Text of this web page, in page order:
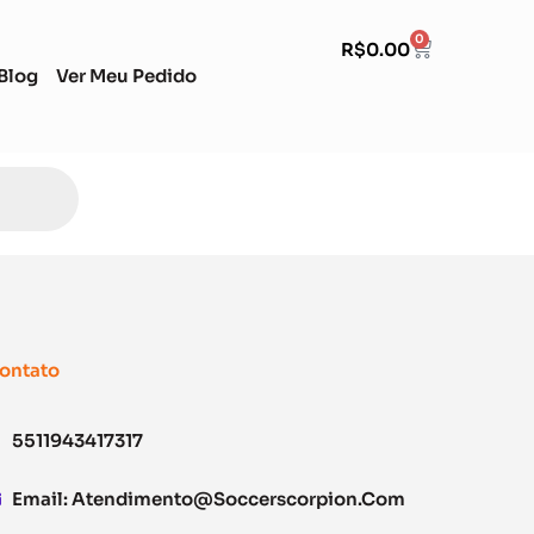
Ver Meu Pedido
R$0.00 0
5511943417317
Email:Atendimento@soccerscorpion.com